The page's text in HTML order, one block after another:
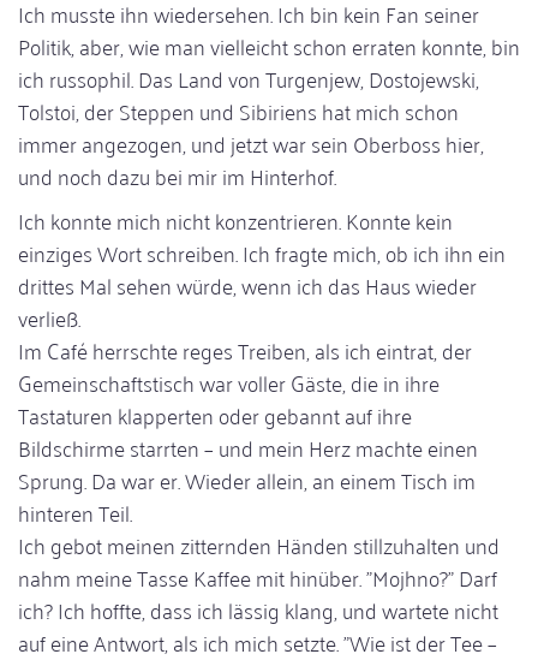
Ich musste ihn wiedersehen. Ich bin kein Fan seiner
Politik, aber, wie man vielleicht schon erraten konnte, bin
ich russophil. Das Land von Turgenjew, Dostojewski,
Tolstoi, der Steppen und Sibiriens hat mich schon
immer angezogen, und jetzt war sein Oberboss hier,
und noch dazu bei mir im Hinterhof.
Ich konnte mich nicht konzentrieren. Konnte kein
einziges Wort schreiben. Ich fragte mich, ob ich ihn ein
drittes Mal sehen würde, wenn ich das Haus wieder
verließ.
Im Café herrschte reges Treiben, als ich eintrat, der
Gemeinschaftstisch war voller Gäste, die in ihre
Tastaturen klapperten oder gebannt auf ihre
Bildschirme starrten – und mein Herz machte einen
Sprung. Da war er. Wieder allein, an einem Tisch im
hinteren Teil.
Ich gebot meinen zitternden Händen stillzuhalten und
nahm meine Tasse Kaffee mit hinüber. "Mojhno?" Darf
ich? Ich hoffte, dass ich lässig klang, und wartete nicht
auf eine Antwort, als ich mich setzte. "Wie ist der Tee –